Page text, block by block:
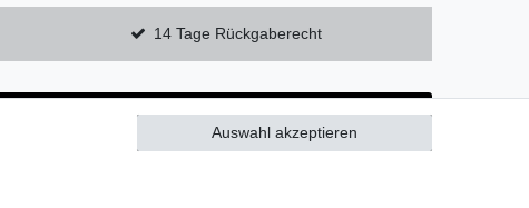
14 Tage Rückgaberecht
Alle akzeptieren
Auswahl akzeptieren